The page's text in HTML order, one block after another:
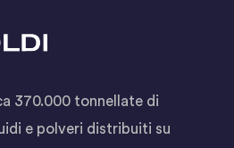
370.000 tonnellate di
e polveri distribuiti su